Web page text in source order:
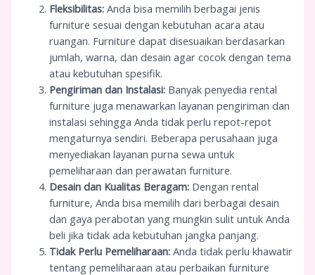
Fleksibilitas: Anda bisa memilih berbagai jenis
furniture sesuai dengan kebutuhan acara atau
ruangan. Furniture dapat disesuaikan berdasarkan
jumlah, warna, dan desain agar cocok dengan tema
atau kebutuhan spesifik.
Pengiriman dan Instalasi: Banyak penyedia rental
furniture juga menawarkan layanan pengiriman dan
instalasi sehingga Anda tidak perlu repot-repot
mengaturnya sendiri. Beberapa perusahaan juga
menyediakan layanan purna sewa untuk
pemeliharaan dan perawatan furniture.
Desain dan Kualitas Beragam: Dengan rental
furniture, Anda bisa memilih dari berbagai desain
dan gaya perabotan yang mungkin sulit untuk Anda
beli jika tidak ada kebutuhan jangka panjang.
Tidak Perlu Pemeliharaan: Anda tidak perlu khawatir
tentang pemeliharaan atau perbaikan furniture